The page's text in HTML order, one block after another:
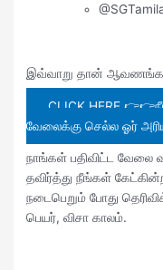
இவ்வாறு தான்
CLICK HERE
வேலைக்கு செல்ல ஓர்
நாங்கள் பதிவிட்ட வேலை
தவிர்த்து நீங்கள்
நடைபெறும் போது
பெயர், விசா காலம்.